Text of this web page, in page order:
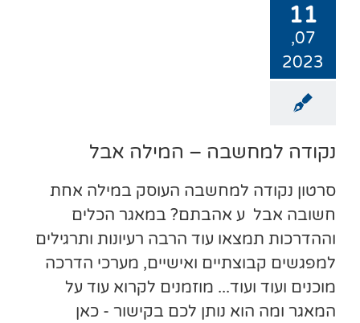
11
07,
2023
נקודה למחשבה – המילה אבל
סרטון נקודה למחשבה העוסק במילה אחת
חשובה אבל ע אהבתם? במאגר הכלים
וההדרכות תמצאו עוד הרבה רעיונות ותרגילים
למפגשים קבוצתיים ואישיים, מערכי הדרכה
מוכנים ועוד ועוד... מוזמנים לקרוא עוד על
המאגר ומה הוא נותן לכם בקישור - כאן